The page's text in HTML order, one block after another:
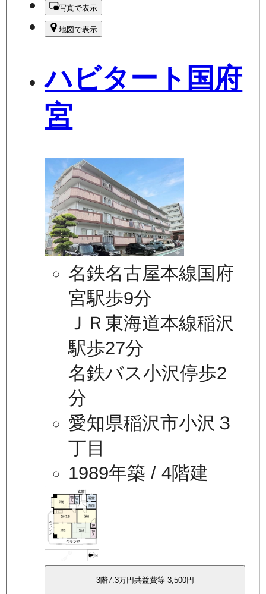
写真で表示
地図で表示
ハビタート国府
宮
名鉄名古屋本線国府
宮駅歩9分
ＪＲ東海道本線稲沢
駅歩27分
名鉄バス小沢停歩2
分
愛知県稲沢市小沢３
丁目
1989年築 / 4階建
3階7.3万円共益費等 3,500円